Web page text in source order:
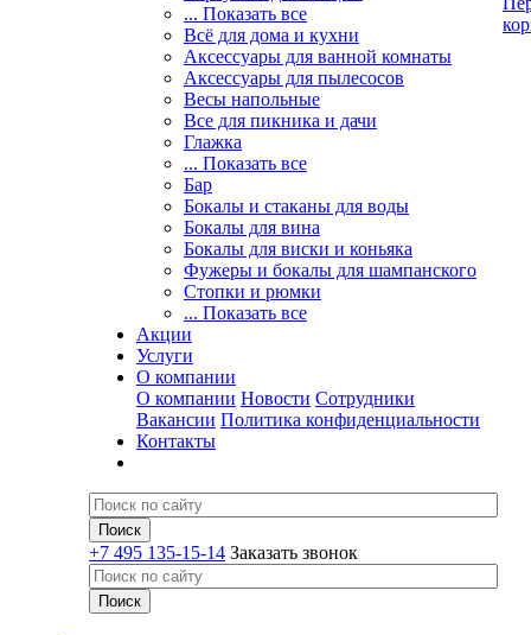
... Показать все
Всё для дома и кухни
Аксессуары для ванной комнаты
Аксессуары для пылесосов
Весы напольные
Все для пикника и дачи
Глажка
... Показать все
Бар
Бокалы и стаканы для воды
Бокалы для вина
Бокалы для виски и коньяка
Фужеры и бокалы для шампанского
Стопки и рюмки
... Показать все
Акции
Услуги
О компании
О компании Новости Сотрудники
Вакансии Политика конфиденциальности
Контакты
+7 495 135-15-14 Заказать звонок